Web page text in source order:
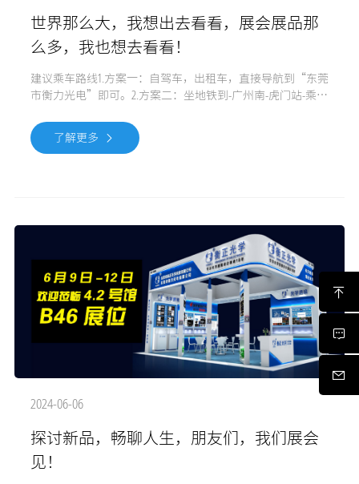
世界那么大，我想出去看看，展会展品那
么多，我也想去看看！
建议乘车路线1.方案一：自驾车，出租车，直接导航到“东莞
市衡力光电”即可。2.方案二：坐地铁到-广州南-虎门站-乘车
谈！
了解更多
2024-06-06
探讨新品，畅聊人生，朋友们，我们展会
见！